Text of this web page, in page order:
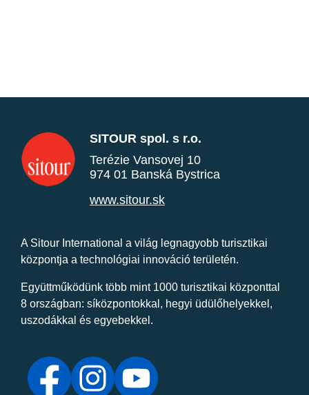
SITOUR spol. s r.o.
Terézie Vansovej 10
974 01 Banská Bystrica
www.sitour.sk
A Sitour International a világ legnagyobb turisztikai
központja a technológiai innováció területén.
Együttműködünk több mint 1000 turisztikai központtal
8 országban: síközpontokkal, hegyi üdülőhelyekkel,
uszodákkal és egyebekkel.